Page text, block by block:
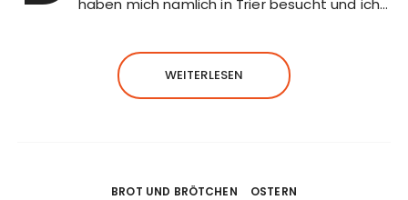
haben mich nämlich in Trier besucht und ich…
WEITERLESEN
BROT UND BRÖTCHEN OSTERN